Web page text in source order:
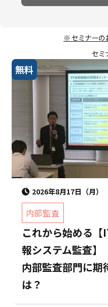
※ セミナーの
セミ
無料
2026年8月17日（月）
内部監査
これから始める
報システム監査】
内部監査部門に期
は？